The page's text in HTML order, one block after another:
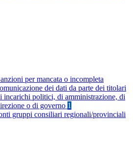
per mancata o incompleta
dei dati da parte dei titolari
incarichi politici, di amministrazione, di
o di governo 1
gruppi consiliari regionali/provinciali